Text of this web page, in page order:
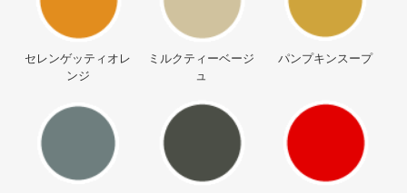
セレンゲッティオレ
ンジ
ミルクティーベージ
ュ
パンプキンスープ